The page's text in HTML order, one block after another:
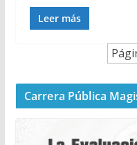
Leer más
Carrera Pública